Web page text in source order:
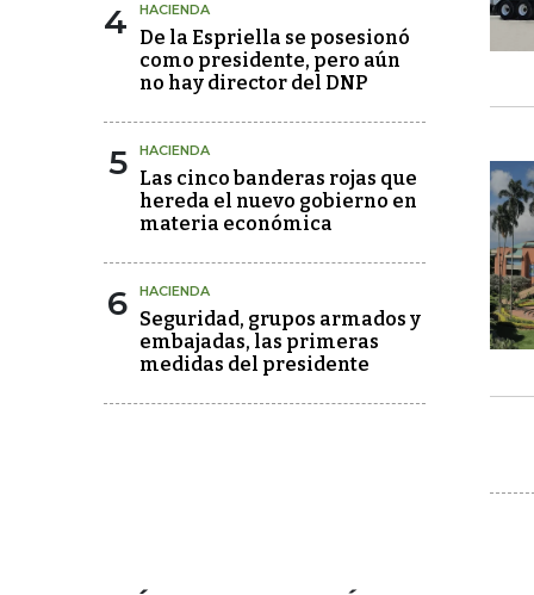
4 HACIENDA
De la Espriella se posesionó
como presidente, pero aún
no hay director del DNP
5 HACIENDA
Las cinco banderas rojas que
hereda el nuevo gobierno en
materia económica
6 HACIENDA
Seguridad, grupos armados y
embajadas, las primeras
medidas del presidente